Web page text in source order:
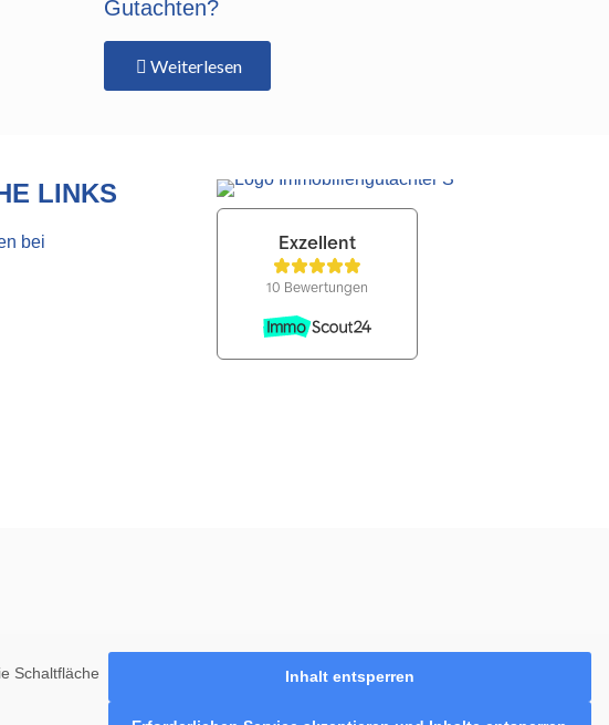
Gutachten?
Weiterlesen
LINKS
bei
Schaltfläche
Inhalt entsperren